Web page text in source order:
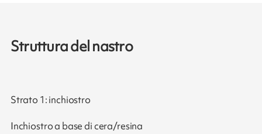
Struttura del nastro
Strato 1: inchiostro
Inchiostro a base di cera/resina